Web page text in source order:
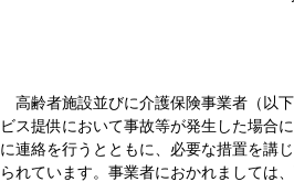
高齢者施設並びに介護保険事業者（以
ビス提供において事故等が発生した場合
に連絡を行うとともに、必要な措置を講
られています。事業者におかれましては